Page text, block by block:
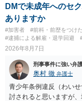
す。 本件は，車の中と
多数の方が認識するの
す。 また，意図的に示
する車両があると服を
ですから，むしろ見ら
査の対象になることは
しょう。 【質問２】 見
行為から明らかです。
せん。まして，刑罰と
DMで未成年へのセ
ありますか
#加害者 #前科・前歴をつけ
#逮捕による解雇・退学回避
2026年8月7日
刑事事件に強い弁
奥村 徹 弁護士
青少年条例違反（わい
討されると思いますが